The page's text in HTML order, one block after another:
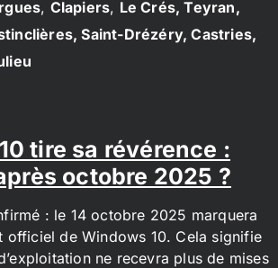
, Clapiers, Le Crés, Teyran,
Saint-Drézéry, Castries,
tire sa révérence :
octobre 2025 ?
: le 14 octobre 2025 marquera
officiel de Windows 10. Cela signifie
ne recevra plus de mises